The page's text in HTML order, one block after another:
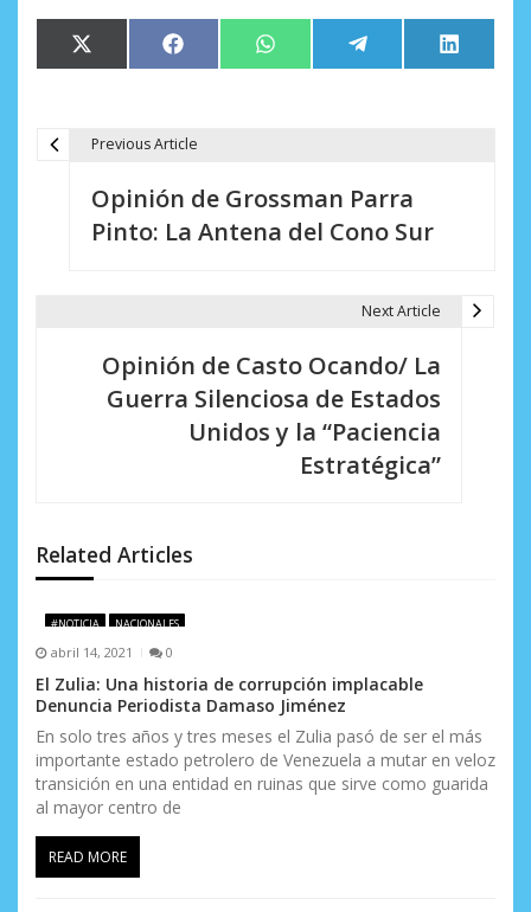
Compartir
en
X
(Twitter)
Compartir
en
Facebook Compartir
en
WhatsApp Compartir
en
Telegram
en
LinkedIn
n
d
e
e
n
t
r
a
d
Previous Article
Opinión de Grossman Parra
Pinto: La Antena del Cono Sur
Next Article
Opinión de Casto Ocando/ La
Guerra Silenciosa de Estados
Unidos y la “Paciencia
Estratégica”
Related Articles
#NOTICIA NACIONALES
abril 14, 2021 0
El Zulia: Una historia de corrupción implacable
Denuncia Periodista Damaso Jiménez
En solo tres años y tres meses el Zulia pasó de ser el más
importante estado petrolero de Venezuela a mutar en veloz
transición en una entidad en ruinas que sirve como guarida
al mayor centro de
READ MORE